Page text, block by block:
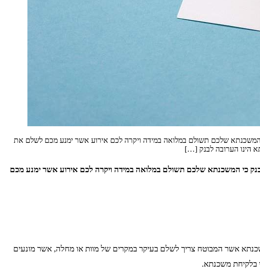
המשכנתא שלכם תשולם במלואה במידה ויקרה לכם אירוע אשר ימנע מכם לשלם את
הינו הערובה לבנק […]
כי המשכנתא שלכם תשולם במלואה במידה ויקרה לכם אירוע אשר ימנע מכם
אשר המבוטח צריך לשלם בעיקר במקרים של מוות או מחלה, אשר מונעים
בלקיחת משכנתא.